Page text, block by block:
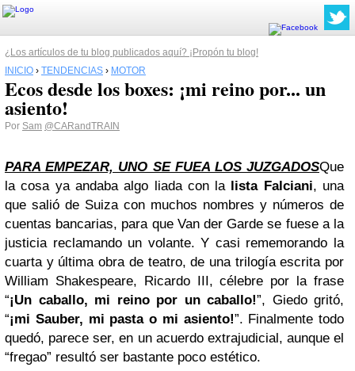
¿Los artículos de tu blog publicados aquí? ¡Propón tu blog!
INICIO › TENDENCIAS › MOTOR
Ecos desde los boxes: ¡mi reino por... un
asiento!
Por Sam @CARandTRAIN
PARA EMPEZAR, UNO SE FUEA LOS JUZGADOSQue
la cosa ya andaba algo liada con la lista Falciani, una
que salió de Suiza con muchos nombres y números de
cuentas bancarias, para que Van der Garde se fuese a la
justicia reclamando un volante. Y casi rememorando la
cuarta y última obra de teatro, de una trilogía escrita por
William Shakespeare, Ricardo III, célebre por la frase
“¡Un caballo, mi reino por un caballo!”, Giedo gritó,
“¡mi Sauber, mi pastao mi asiento!”. Finalmente todo
quedó, parece ser, en un acuerdo extrajudicial, aunque el
“fregao” resultó ser bastante poco estético.